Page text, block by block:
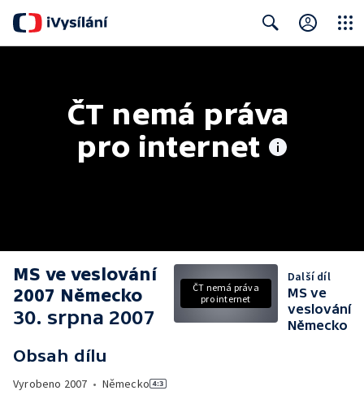
ČT nemá práva
pro internet
MS ve veslování
2007 Německo
30. srpna 2007
Obsah dílu
Vyrobeno 2007 • Německo
ČT nemá práva
pro internet
Další díl
MS ve
veslování
Německo